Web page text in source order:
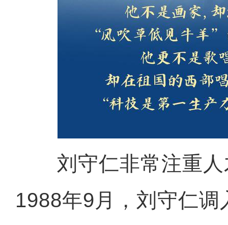
刘守仁非常注重人
1988年9月，刘守仁调